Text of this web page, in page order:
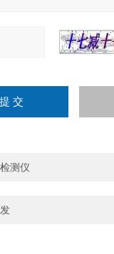
测仪